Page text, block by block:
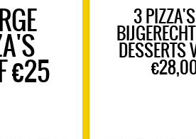
€25
3
DESSERTS